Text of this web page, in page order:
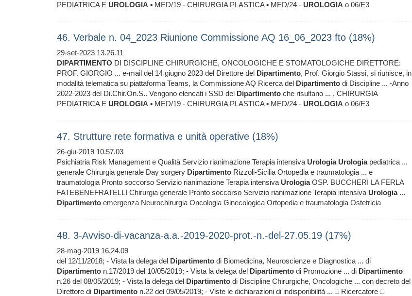
PEDIATRICA E UROLOGIA ▪ MED/19 - CHIRURGIA PLASTICA ▪ MED/24 - UROLOGIA o 06/E3
46. Verbale n. 04_2023 Riunione Commissione AQ 16_06_2023 fto (18%)
29-set-2023 13.26.11
DIPARTIMENTO DI DISCIPLINE CHIRURGICHE, ONCOLOGICHE E STOMATOLOGICHE DIRETTORE:
PROF. GIORGIO ... e-mail del 14 giugno 2023 del Direttore del Dipartimento, Prof. Giorgio Stassi, si riunisce, in
modalità telematica su piattaforma Teams, la Commissione AQ Ricerca del Dipartimento di Discipline ... -Anno
2022-2023 del Di.Chir.On.S.. Vengono elencati i SSD del Dipartimento che risultano ... , CHIRURGIA
PEDIATRICA E UROLOGIA ▪ MED/19 - CHIRURGIA PLASTICA ▪ MED/24 - UROLOGIA o 06/E3
47. Strutture rete formativa e unità operative (18%)
26-giu-2019 10.57.03
Psichiatria Risk Management e Qualità Servizio rianimazione Terapia intensiva Urologia Urologiapediatrica ...
generale Chirurgia generale Day surgery Dipartimento Rizzoli-Sicilia Ortopedia e traumatologia ... e
traumatologia Pronto soccorso Servizio rianimazione Terapia intensiva UrologiaOSP. BUCCHERI LA FERLA
FATEBENEFRATELLI Chirurgia generale Pronto soccorso Servizio rianimazione Terapia intensiva Urologia...
Dipartimento emergenza Neurochirurgia Oncologia Ginecologica Ortopedia e traumatologia Ostetricia
48. 3-Avviso-di-vacanza-a.a.-2019-2020-prot.-n.-del-27.05.19 (17%)
28-mag-2019 16.24.09
del 12/11/2018; - Vista la delega del Dipartimento di Biomedicina, Neuroscienze e Diagnostica ... di
Dipartimento n.17/2019 del 10/05/2019; - Vista la delega del Dipartimento di Promozione ... di Dipartimento
n.26 del 08/05/2019; - Vista la delega del Dipartimento di Discipline Chirurgiche, Oncologiche ... con decreto del
Direttore di Dipartimento n.22 del 09/05/2019; - Viste le dichiarazioni di indisponibilità ... □ Ricercatore □